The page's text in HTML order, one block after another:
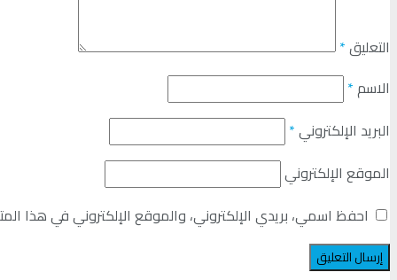
التعليق*
الاسم*
البريد الإلكتروني*
الموقع الإلكتروني
احفظ اسمي، بريدي الإلكتروني، والموقع الإلكتروني في هذا